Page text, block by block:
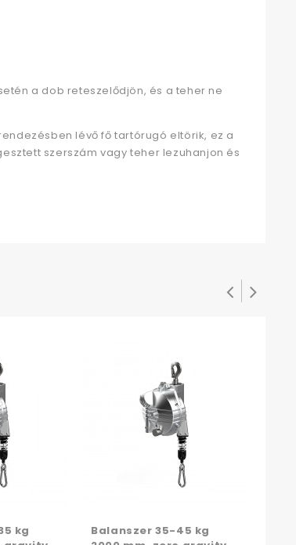
a dob reteszelődjön, és a teher ne
lévő fő tartórugó eltörik, ez a
szerszám vagy teher lezuhanjon és
kg
Balanszer 35-45 kg